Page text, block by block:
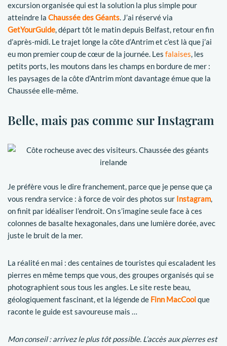
excursion organisée qui est la solution la plus simple pour
atteindre la Chaussée des Géants. J’ai réservé via
GetYourGuide, départ tôt le matin depuis Belfast, retour en fin
d’après-midi. Le trajet longe la côte d’Antrim et c’est là que j’ai
eu mon premier coup de cœur de la journée. Les falaises, les
petits ports, les moutons dans les champs en bordure de mer :
les paysages de la côte d’Antrim m’ont davantage émue que la
Chaussée elle-même.
Belle, mais pas comme sur Instagram
Je préfère vous le dire franchement, parce que je pense que ça
vous rendra service : à force de voir des photos sur Instagram,
on finit par idéaliser l’endroit. On s’imagine seule face à ces
colonnes de basalte hexagonales, dans une lumière dorée, avec
juste le bruit de la mer.
La réalité en mai : des centaines de touristes qui escaladent les
pierres en même temps que vous, des groupes organisés qui se
photographient sous tous les angles. Le site reste beau,
géologiquement fascinant, et la légende de Finn MacCoolque
raconte le guide est savoureuse mais …
Mon conseil : arrivez le plus tôt possible. L’accès aux pierres est